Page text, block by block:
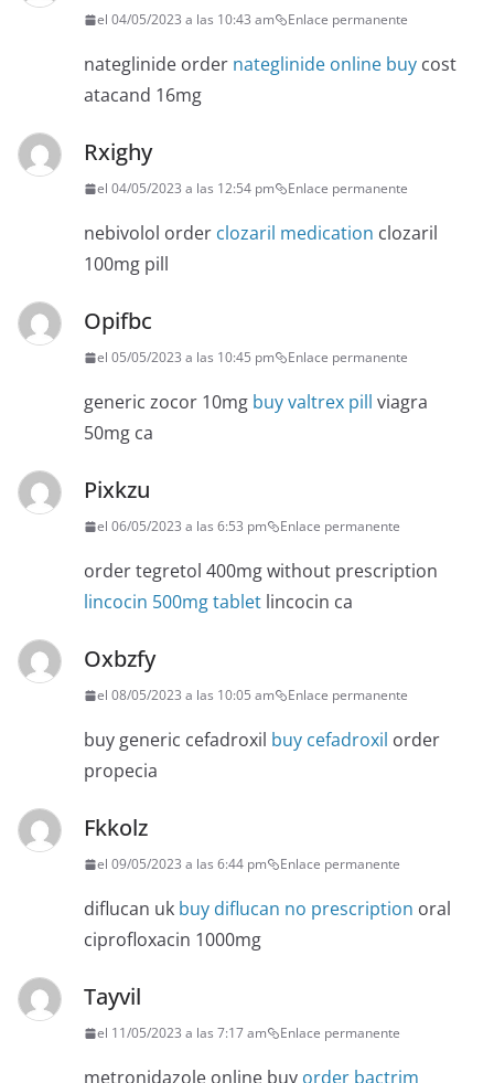
el 04/05/2023 a las 10:43 am Enlace permanente
nateglinide order nateglinide online buy cost
atacand 16mg
Rxighy
el 04/05/2023 a las 12:54 pm Enlace permanente
nebivolol order clozaril medication clozaril
100mg pill
Opifbc
el 05/05/2023 a las 10:45 pm Enlace permanente
generic zocor 10mg buy valtrex pill viagra
50mg ca
Pixkzu
el 06/05/2023 a las 6:53 pm Enlace permanente
order tegretol 400mg without prescription
lincocin 500mg tablet lincocin ca
Oxbzfy
el 08/05/2023 a las 10:05 am Enlace permanente
buy generic cefadroxil buy cefadroxil order
propecia
Fkkolz
el 09/05/2023 a las 6:44 pm Enlace permanente
diflucan uk buy diflucan no prescription oral
ciprofloxacin 1000mg
Tayvil
el 11/05/2023 a las 7:17 am Enlace permanente
metronidazole online buy order bactrim